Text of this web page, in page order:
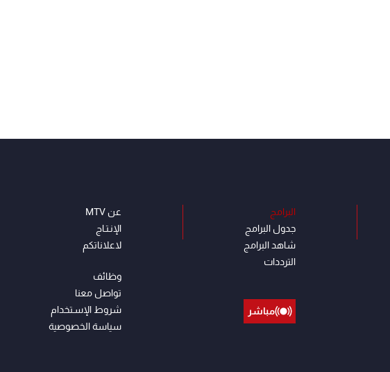
البرامج
جدول البرامج
شاهد البرامج
الترددات
مباشر
عن MTV
الإنـتـاج
لاعلاناتكم
وظائف
تواصل معنا
شروط الإسـتخدام
سياسة الخصوصية